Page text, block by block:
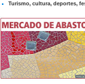
Turismo, cultura, deportes,